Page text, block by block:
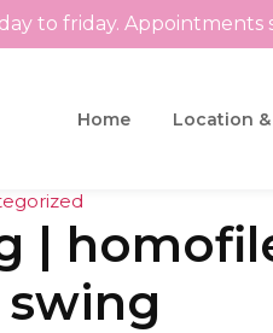
to friday.
Home Location
Categories
|
swing